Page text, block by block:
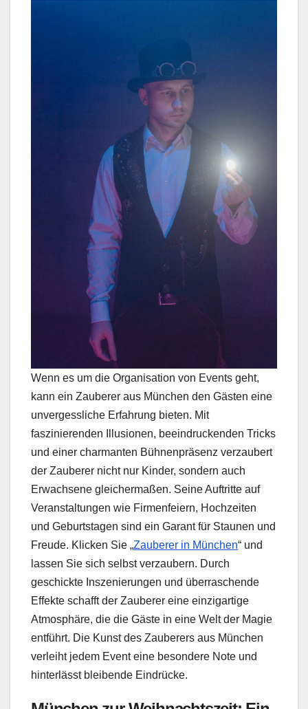
Wenn es um die Organisation von Events geht,
kann ein Zauberer aus München den Gästen eine
unvergessliche Erfahrung bieten. Mit
faszinierenden Illusionen, beeindruckenden Tricks
und einer charmanten Bühnenpräsenz verzaubert
der Zauberer nicht nur Kinder, sondern auch
Erwachsene gleichermaßen. Seine Auftritte auf
Veranstaltungen wie Firmenfeiern, Hochzeiten
und Geburtstagen sind ein Garant für Staunen und
Freude. Klicken Sie „Zauberer in München“ und
lassen Sie sich selbst verzaubern. Durch
geschickte Inszenierungen und überraschende
Effekte schafft der Zauberer eine einzigartige
Atmosphäre, die die Gäste in eine Welt der Magie
entführt. Die Kunst des Zauberers aus München
verleiht jedem Event eine besondere Note und
hinterlässt bleibende Eindrücke.